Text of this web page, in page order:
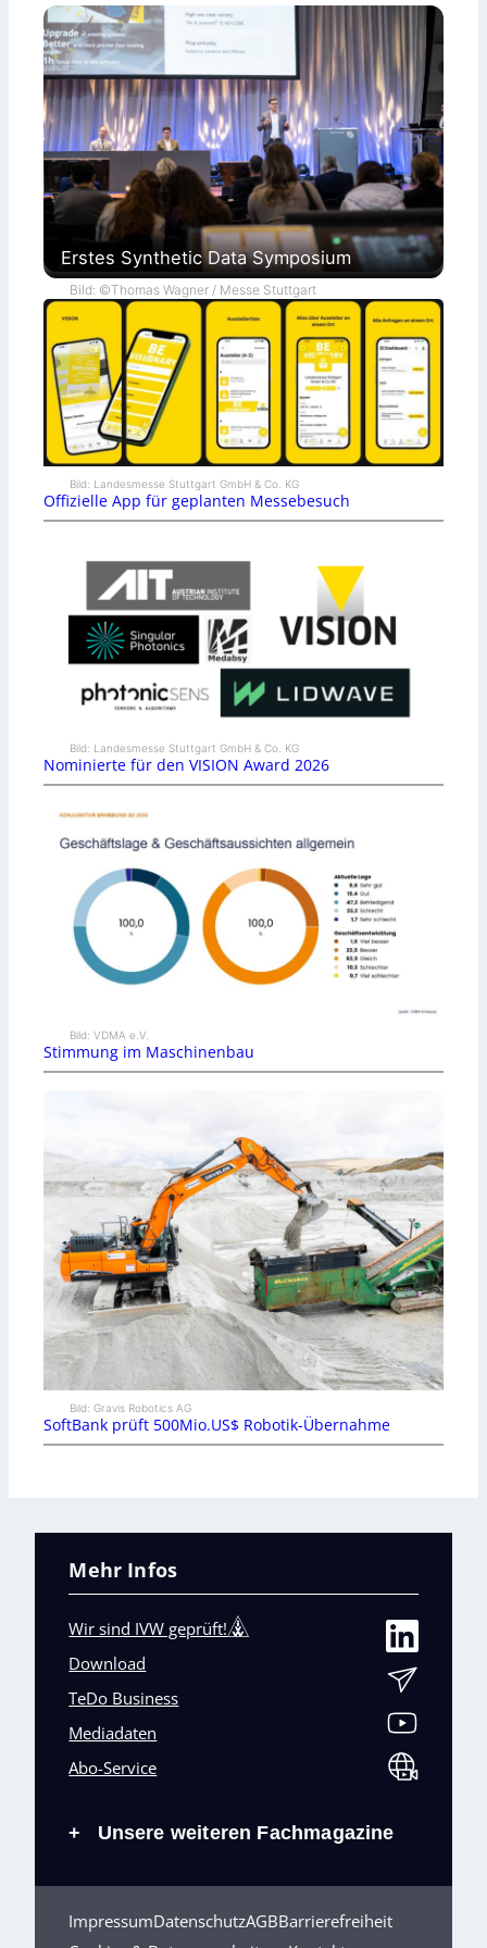
Erstes Synthetic Data Symposium
Bild: ©Thomas Wagner / Messe Stuttgart
Bild: Landesmesse Stuttgart GmbH & Co. KG
Offizielle App für geplanten Messebesuch
Bild: Landesmesse Stuttgart GmbH & Co. KG
Nominierte für den VISION Award 2026
Bild: VDMA e.V.
Stimmung im Maschinenbau
Bild: Gravis Robotics AG
SoftBank prüft 500Mio.US$ Robotik-Übernahme
Mehr Infos
Wir sind IVW geprüft!
Download
TeDo Business
Mediadaten
Abo-Service
+ Unsere weiteren Fachmagazine
ImpressumDatenschutzAGBBarrierefreiheit